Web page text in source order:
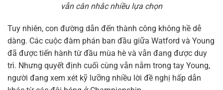
vẫn cân nhắc nhiều lựa chọn
Tuy nhiên, con đường dẫn đến thành công không hề dễ
dàng. Các cuộc đàm phán ban đầu giữa Watford và Young
đã được tiến hành từ đầu mùa hè và vẫn đang được duy
trì. Nhưng quyết định cuối cùng vẫn nằm trong tay Young,
người đang xem xét kỹ lưỡng nhiều lời đề nghị hấp dẫn